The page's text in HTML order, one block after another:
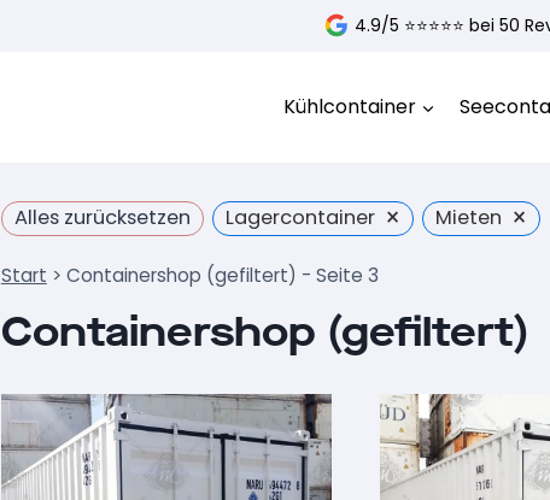
4.9/5 ⭐️⭐️⭐️⭐️⭐️ bei 50
Kühlcontainer
Alles zurücksetzen Lagercontainer × Mieten ×
Start > Containershop (gefiltert) - Seite 3
Containershop (gefiltert)